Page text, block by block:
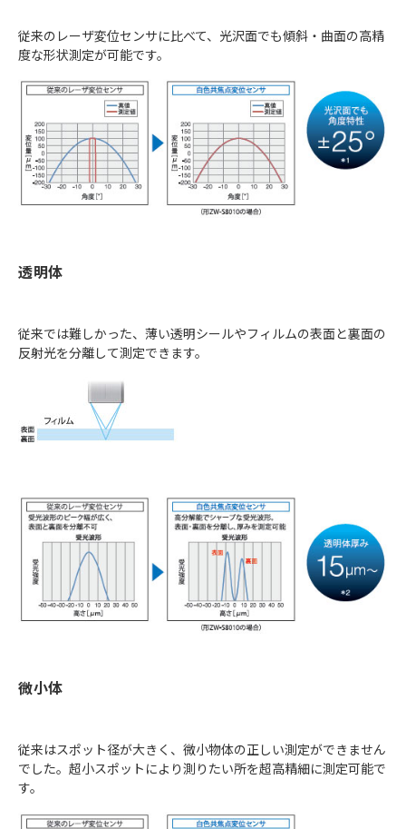
従来のレーザ変位センサに比べて、光沢面でも傾斜・曲面の高精
度な形状測定が可能です。
透明体
従来では難しかった、薄い透明シールやフィルムの表面と裏面の
反射光を分離して測定できます。
微小体
従来はスポット径が大きく、微小物体の正しい測定ができません
でした。超小スポットにより測りたい所を超高精細に測定可能で
す。